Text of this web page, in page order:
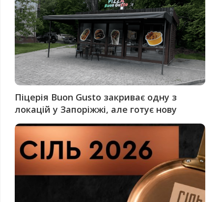
Піцерія Buon Gusto закриває одну з
локацій у Запоріжжі, але готує нову